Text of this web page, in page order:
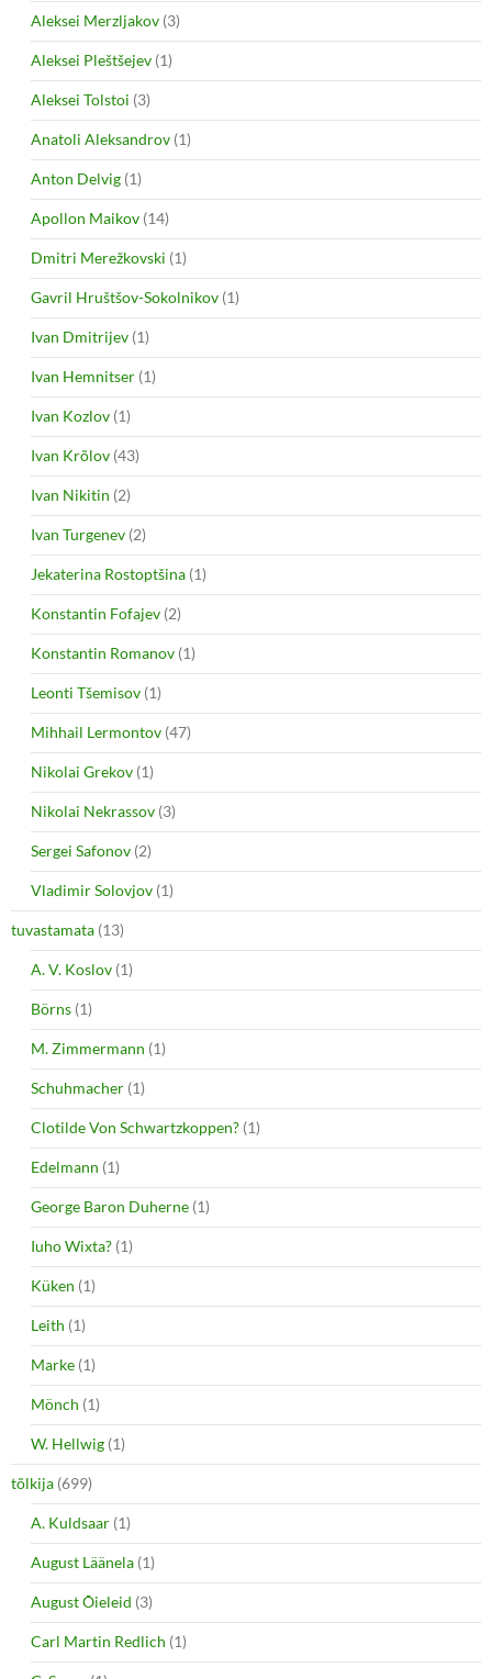
Aleksei Merzljakov (3)
Aleksei Pleštšejev (1)
Aleksei Tolstoi (3)
Anatoli Aleksandrov (1)
Anton Delvig (1)
Apollon Maikov (14)
Dmitri Merežkovski (1)
Gavril Hruštšov-Sokolnikov (1)
Ivan Dmitrijev (1)
Ivan Hemnitser (1)
Ivan Kozlov (1)
Ivan Krõlov (43)
Ivan Nikitin (2)
Ivan Turgenev (2)
Jekaterina Rostoptšina (1)
Konstantin Fofajev (2)
Konstantin Romanov (1)
Leonti Tšemisov (1)
Mihhail Lermontov (47)
Nikolai Grekov (1)
Nikolai Nekrassov (3)
Sergei Safonov (2)
Vladimir Solovjov (1)
tuvastamata (13)
A. V. Koslov (1)
Börns (1)
M. Zimmermann (1)
Schuhmacher (1)
Clotilde Von Schwartzkoppen? (1)
Edelmann (1)
George Baron Duherne (1)
Iuho Wixta? (1)
Küken (1)
Leith (1)
Marke (1)
Mönch (1)
W. Hellwig (1)
tõlkija (699)
A. Kuldsaar (1)
August Läänela (1)
August Õieleid (3)
Carl Martin Redlich (1)